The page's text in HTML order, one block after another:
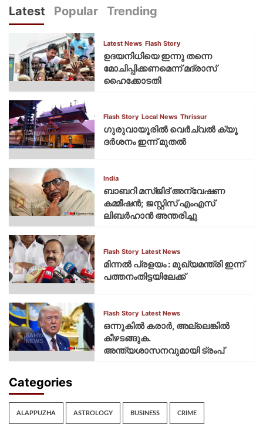
Latest Popular Trending
Latest News Flash Story
ഉദയനിധിയെ ഇന്നു തന്നെ
മോചിപ്പിക്കണമെന്ന് മദ്രാസ്
ഹൈക്കോടതി
Flash Story Local News Thrissur
ഗുരുവായൂരില്‍ വെര്‍ച്വല്‍ ക്യൂ
ദര്‍ശനം ഇന്ന് മുതല്‍
India
ബാബറി മസ്ജിദ് അന്വേഷണ
കമ്മീഷന്‍; ജസ്റ്റിസ് എംഎസ്
ലിബര്‍ഹാന്‍ അന്തരിച്ചു
Flash Story Latest News
മിന്നല്‍ പ്രളയം : മുഖ്യമന്ത്രി ഇന്ന്
പത്തനംതിട്ടയിലേക്ക്
Flash Story Latest News
ഒന്നുകില്‍ കരാര്‍, അല്ലെങ്കില്‍
കീഴടങ്ങുക.
അന്ത്യശാസനവുമായി ട്രംപ്
Categories
ALAPPUZHA ASTROLOGY BUSINESS CRIME